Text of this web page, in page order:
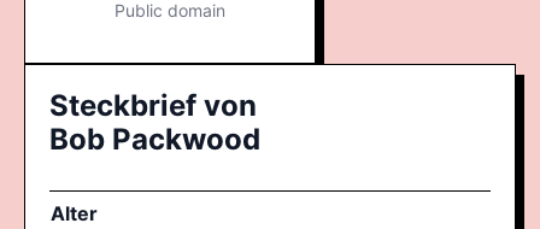
Public domain
Steckbrief von
Bob Packwood
Alter